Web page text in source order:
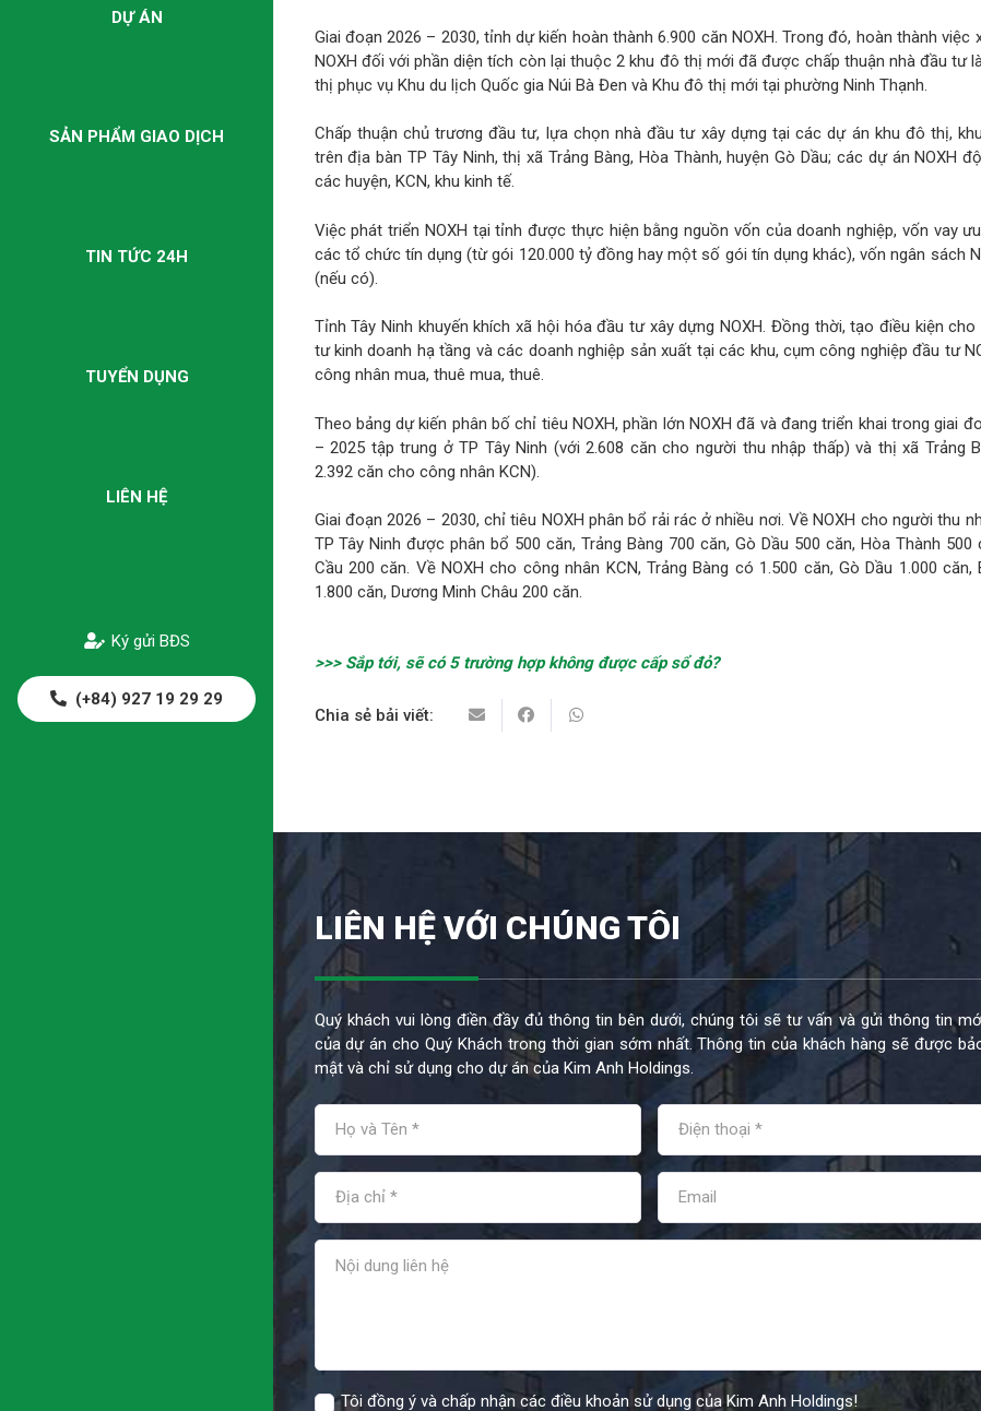
DỰ ÁN
SẢN PHẨM GIAO DỊCH
TIN TỨC 24H
TUYỂN DỤNG
LIÊN HỆ
Ký gửi BĐS
(+84) 927 19 29 29
Giai đoạn 2026 – 2030, tỉnh dự kiến hoàn thành 6.900 căn NOXH. Trong đó, hoàn thành việc
NOXH đối với phần diện tích còn lại thuộc 2 khu đô thị mới đã được chấp thuận nhà đầu tư
thị phục vụ Khu du lịch Quốc gia Núi Bà Đen và Khu đô thị mới tại phường Ninh Thạnh.
Chấp thuận chủ trương đầu tư, lựa chọn nhà đầu tư xây dựng tại các dự án khu đô thị,
trên địa bàn TP Tây Ninh, thị xã Trảng Bàng, Hòa Thành, huyện Gò Dầu; các dự án NOXH
các huyện, KCN, khu kinh tế.
Việc phát triển NOXH tại tỉnh được thực hiện bằng nguồn vốn của doanh nghiệp, vốn vay
các tổ chức tín dụng (từ gói 120.000 tỷ đồng hay một số gói tín dụng khác), vốn ngân sách
(nếu có).
Tỉnh Tây Ninh khuyến khích xã hội hóa đầu tư xây dựng NOXH. Đồng thời, tạo điều kiện cho
tư kinh doanh hạ tầng và các doanh nghiệp sản xuất tại các khu, cụm công nghiệp đầu tư
công nhân mua, thuê mua, thuê.
Theo bảng dự kiến phân bố chỉ tiêu NOXH, phần lớn NOXH đã và đang triển khai trong giai
– 2025 tập trung ở TP Tây Ninh (với 2.608 căn cho người thu nhập thấp) và thị xã Trảng
2.392 căn cho công nhân KCN).
Giai đoạn 2026 – 2030, chỉ tiêu NOXH phân bổ rải rác ở nhiều nơi. Về NOXH cho người thu
TP Tây Ninh được phân bổ 500 căn, Trảng Bàng 700 căn, Gò Dầu 500 căn, Hòa Thành 500
Cầu 200 căn. Về NOXH cho công nhân KCN, Trảng Bàng có 1.500 căn, Gò Dầu 1.000 căn,
1.800 căn, Dương Minh Châu 200 căn.
>>> Sắp tới, sẽ có 5 trường hợp không được cấp sổ đỏ?
Chia sẻ bải viết:
LIÊN HỆ VỚI CHÚNG TÔI
Quý khách vui lòng điền đầy đủ thông tin bên dưới, chúng tôi sẽ tư vấn và gửi thông tin
của dự án cho Quý Khách trong thời gian sớm nhất. Thông tin của khách hàng sẽ được
mật và chỉ sử dụng cho dự án của Kim Anh Holdings.
Tôi đồng ý và chấp nhận các điều khoản sử dụng của Kim Anh Holdings!